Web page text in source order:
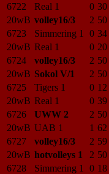
6722
Real 1 0 30
20wB volley16/3 2 50
6723
Simmering 1 0 34
20wB Real 1 0 20
6724
volley16/3 2 50
20wB Sokol V/1 2 50
6725
Tigers 1 0 12
20wB Real 1 0 39
6726
UWW 2 2 50
20wB UAB 1 1 62
6727
volley16/3 2 59
20wB hotvolleys 1 2 50
6728
Simmering 1 0 18